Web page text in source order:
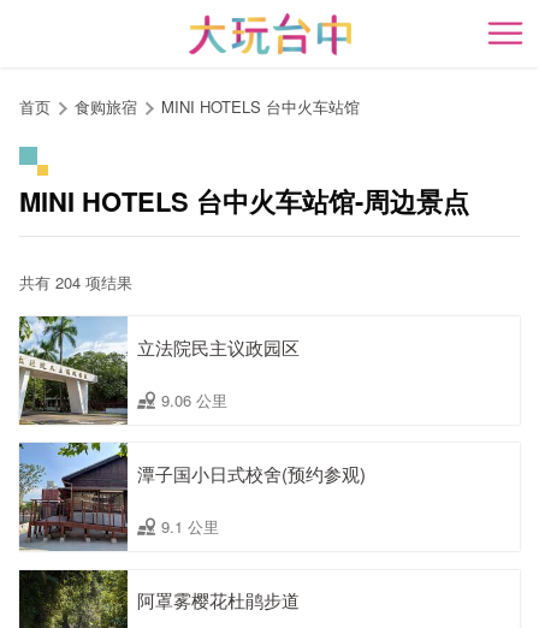
开
首页 食购旅宿 MINI HOTELS 台中火车站馆
MINI HOTELS 台中火车站馆-周边景点
共有 204 项结果
立法院民主议政园区
9.06 公里
潭子国小日式校舍(预约参观)
9.1 公里
阿罩雾樱花杜鹃步道